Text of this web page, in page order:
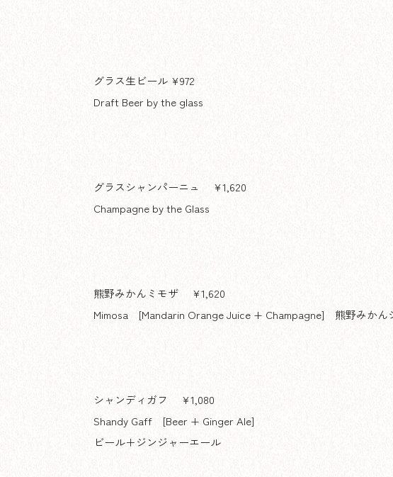
グラス生ビール ¥972
Draft Beer by the glass
グラスシャンパーニュ ¥1,620
Champagne by the Glass
熊野みかんミモザ ¥1,620
Mimosa [Mandarin Orange Juice + Champagne] 熊野みかん
シャンディガフ ¥1,080
Shandy Gaff [Beer + Ginger Ale]
ビール＋ジンジャーエール